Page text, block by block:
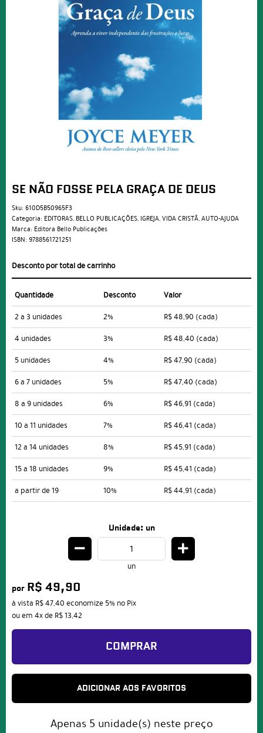
SE NÃO FOSSE PELA GRAÇA DE DEUS
Sku: 610D5B50965F3
Categoria: EDITORAS, BELLO PUBLICAÇÕES, IGREJA,VIDA CRISTÃ,AUTO-AJUDA
Marca: Editora Bello Publicações
ISBN: 9788561721251
Desconto por total de carrinho
Quantidade Desconto
Valor
2 a 3 unidades
2% R$ 48,90 (cada)
4 unidades
3% R$ 48,40 (cada)
5 unidades
4% R$ 47,90 (cada)
6 a 7 unidades
5% R$ 47,40 (cada)
8 a 9 unidades
6% R$ 46,91 (cada)
10 a 11 unidades
7% R$ 46,41 (cada)
12 a 14 unidades
8% R$ 45,91 (cada)
15 a 18 unidades
9% R$ 45,41 (cada)
a partir de 19
10% R$ 44,91 (cada)
Unidade: un
un
por R$ 49,90
à vista R$ 47,40 economize 5% no Pix
ou em 4xde R$ 13,42
COMPRAR
ADICIONAR AOS FAVORITOS
Apenas 5 unidade(s) neste preço